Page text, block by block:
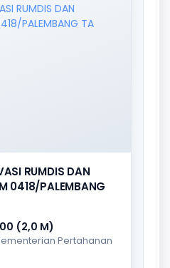
RUMDIS DAN
0418/PALEMBANG
(2,0 M)
Pertahanan